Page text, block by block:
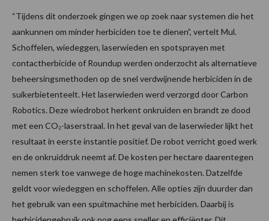
“Tijdens dit onderzoek gingen we op zoek naar systemen die het
aankunnen om minder herbiciden toe te dienen”, vertelt Mul.
Schoffelen, wiedeggen, laserwieden en spotsprayen met
contactherbicide of Roundup werden onderzocht als alternatieve
beheersingsmethoden op de snel verdwijnende herbiciden in de
suikerbietenteelt. Het laserwieden werd verzorgd door Carbon
Robotics. Deze wiedrobot herkent onkruiden en brandt ze dood
met een CO₂-laserstraal. In het geval van de laserwieder lijkt het
resultaat in eerste instantie positief. De robot verricht goed werk
en de onkruiddruk neemt af. De kosten per hectare daarentegen
nemen sterk toe vanwege de hoge machinekosten. Datzelfde
geldt voor wiedeggen en schoffelen. Alle opties zijn duurder dan
het gebruik van een spuitmachine met herbiciden. Daarbij is